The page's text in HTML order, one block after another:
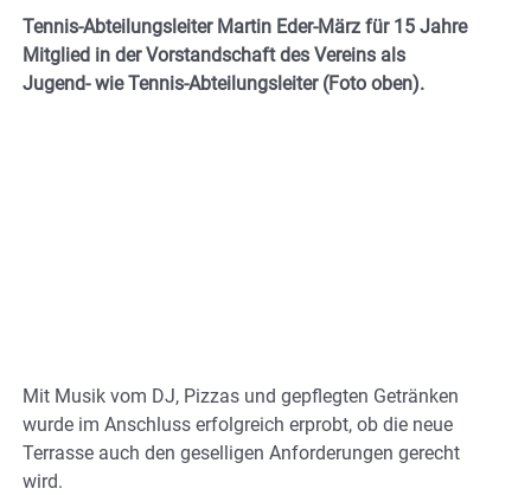
Tennis-Abteilungsleiter Martin Eder-März für 15 Jahre
Mitglied in der Vorstandschaft des Vereins als
Jugend- wie Tennis-Abteilungsleiter (Foto oben).
Mit Musik vom DJ, Pizzas und gepflegten Getränken
wurde im Anschluss erfolgreich erprobt, ob die neue
Terrasse auch den geselligen Anforderungen gerecht
wird.